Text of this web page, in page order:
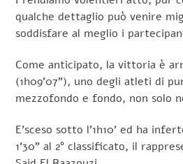
qualche dettaglio può venire
soddisfare al meglio i
Come anticipato, la vittoria è
(1h09’07”), uno degli atleti di
mezzofondo e fondo, non solo
E’sceso sotto l’1h10’ ed ha
1’30” al 2° classificato, il